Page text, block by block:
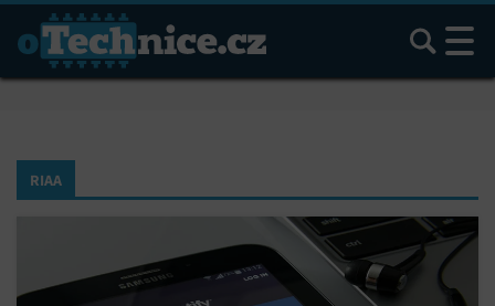
Hledat
RIAA